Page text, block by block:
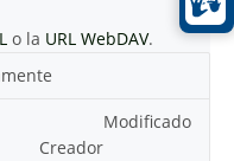
o la URL WebDAV.
Modificado
Creador